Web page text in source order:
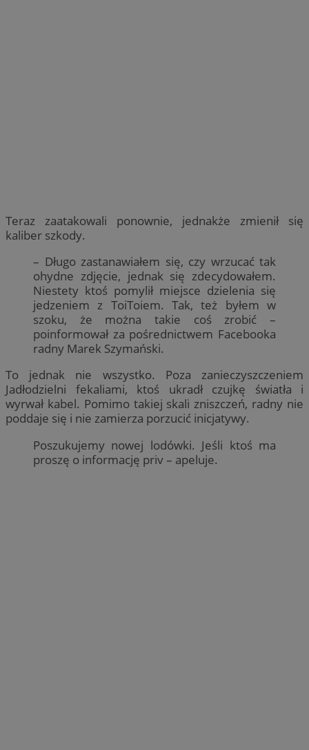
Teraz zaatakowali ponownie, jednakże zmienił się
kaliber szkody.
– Długo zastanawiałem się, czy wrzucać tak
ohydne zdjęcie, jednak się zdecydowałem.
Niestety ktoś pomylił miejsce dzielenia się
jedzeniem z ToiToiem. Tak, też byłem w
szoku, że można takie coś zrobić –
poinformował za pośrednictwem Facebooka
radny Marek Szymański.
To jednak nie wszystko. Poza zanieczyszczeniem
Jadłodzielni fekaliami, ktoś ukradł czujkę światła i
wyrwał kabel. Pomimo takiej skali zniszczeń, radny nie
poddaje się i nie zamierza porzucić inicjatywy.
Poszukujemy nowej lodówki. Jeśli ktoś ma
proszę o informację priv – apeluje.